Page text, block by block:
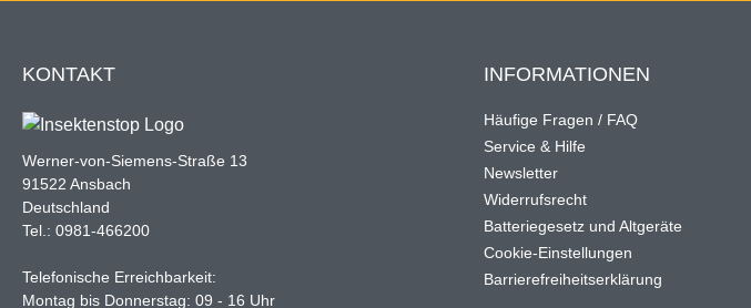
KONTAKT
Werner-von-Siemens-Straße 13
91522 Ansbach
Deutschland
Tel.: 0981-466200
Telefonische Erreichbarkeit:
Montag bis Donnerstag: 09 - 16 Uhr
INFORMATIONEN
Häufige Fragen / FAQ
Service & Hilfe
Newsletter
Widerrufsrecht
Batteriegesetz und Altgeräte
Cookie-Einstellungen
Barrierefreiheitserklärung